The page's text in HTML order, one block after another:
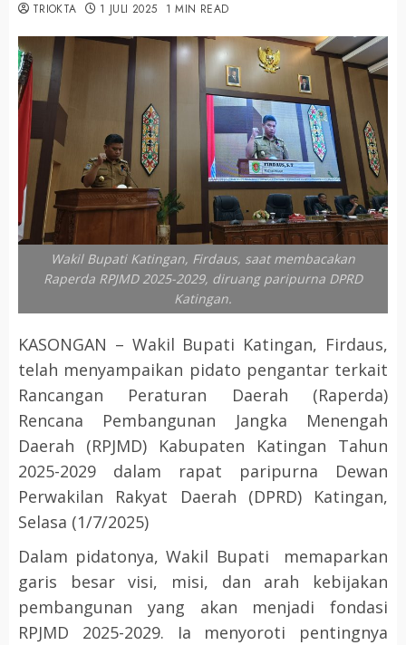
TRIOKTA 1 JULI 2025 1 MIN READ
Wakil Bupati Katingan, Firdaus, saat membacakan
Raperda RPJMD 2025-2029, diruang paripurna DPRD
Katingan.
KASONGAN – Wakil Bupati Katingan, Firdaus,
telah menyampaikan pidato pengantar terkait
Rancangan Peraturan Daerah (Raperda)
Rencana Pembangunan Jangka Menengah
Daerah (RPJMD) Kabupaten Katingan Tahun
2025-2029 dalam rapat paripurna Dewan
Perwakilan Rakyat Daerah (DPRD) Katingan,
Selasa (1/7/2025)
Dalam pidatonya, Wakil Bupati memaparkan
garis besar visi, misi, dan arah kebijakan
pembangunan yang akan menjadi fondasi
RPJMD 2025-2029. Ia menyoroti pentingnya